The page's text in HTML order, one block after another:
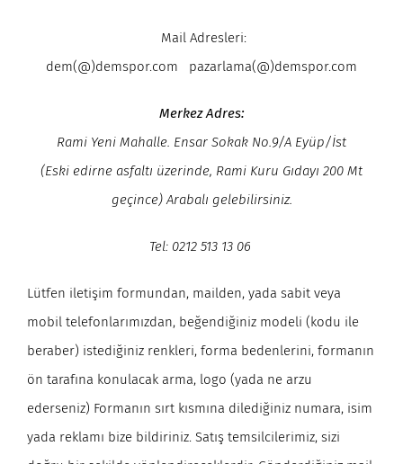
Mail Adresleri:
dem(@)demspor.com pazarlama(@)demspor.com
Merkez Adres:
Rami Yeni Mahalle. Ensar Sokak No.9/A Eyüp/İst
(Eski edirne asfaltı üzerinde, Rami Kuru Gıdayı 200 Mt
geçince) Arabalı gelebilirsiniz.
Tel: 0212 513 13 06
Lütfen iletişim formundan, mailden, yada sabit veya
mobil telefonlarımızdan, beğendiğiniz modeli (kodu ile
beraber) istediğiniz renkleri, forma bedenlerini, formanın
ön tarafına konulacak arma, logo (yada ne arzu
ederseniz) Formanın sırt kısmına dilediğiniz numara, isim
yada reklamı bize bildiriniz. Satış temsilcilerimiz, sizi